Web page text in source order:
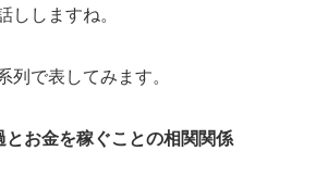
ししますね。
列で表してみます。
お金を稼ぐことの相関関係